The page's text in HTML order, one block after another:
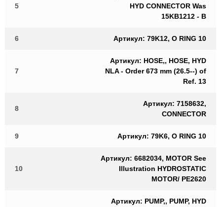
5
HYD CONNECTOR Was
15KB1212 - B
6 Артикул: 79K12, O RING 10
7
Артикул: HOSE,, HOSE, HYD
NLA - Order 673 mm (26.5--) of
Ref. 13
8
Артикул: 7158632,
CONNECTOR
9 Артикул: 79K6, O RING 10
10
Артикул: 6682034, MOTOR See
Illustration HYDROSTATIC
MOTOR/ PE2620
Артикул: PUMP,, PUMP, HYD